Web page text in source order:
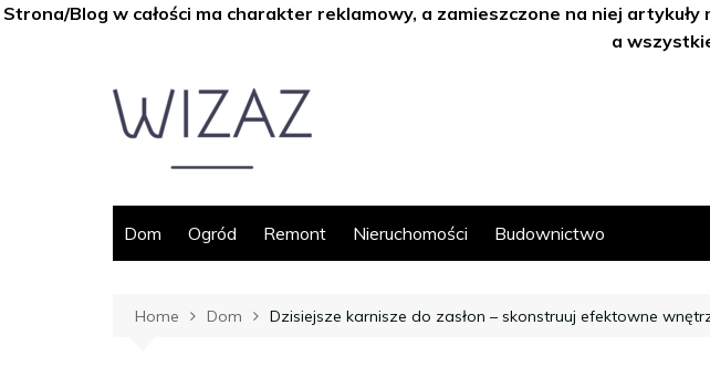
Strona/Blog w całości ma charakter reklamowy, a zamieszczone na niej
a
Dom Ogród Remont Nieruchomości Budownictwo
Home Dom Dzisiejsze karnisze do zasłon – skonstruuj efektowne